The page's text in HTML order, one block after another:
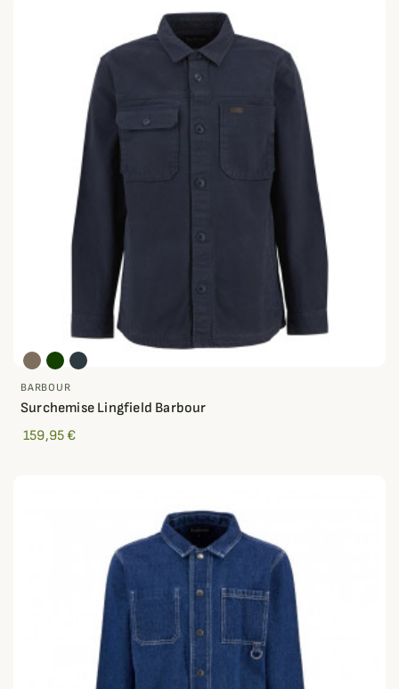
BARBOUR
Surchemise Lingfield Barbour
159,95 €